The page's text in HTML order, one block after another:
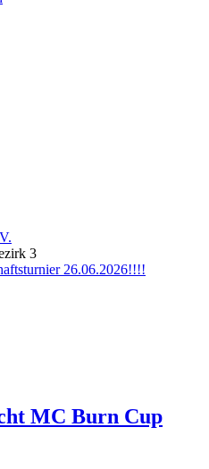
26.06.2026!!!!
MC Burn Cup